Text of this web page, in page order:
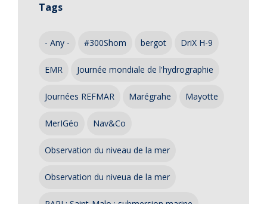
Tags
- Any - #300Shom bergot DriX H-9
EMR Journée mondiale de l'hydrographie
Journées REFMAR Marégrahe Mayotte
MerIGéo Nav&Co
Observation du niveau de la mer
Observation du niveua de la mer